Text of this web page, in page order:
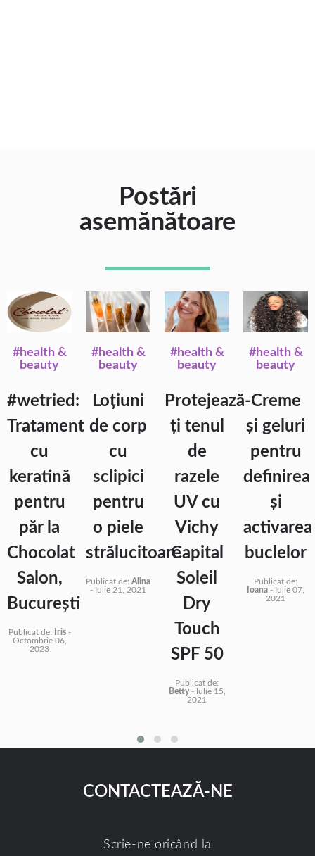
Postări
asemănătoare
#health &
beauty
#wetried:
Tratament
cu
keratină
pentru
păr la
Chocolat
Salon,
București
Publicat de: Iris-
Octombrie 06,
2023
#health &
beauty
Loțiuni
de corp
cu
sclipici
pentru
o piele
strălucitoare
Publicat de: Alina
- Iulie 21, 2021
#health &
beauty
Protejează-
ți tenul
de
razele
UV cu
Vichy
Capital
Soleil
Dry
Touch
SPF 50
Publicat de:
Betty- Iulie 15,
2021
#health &
beauty
Creme
și geluri
pentru
definirea
și
activarea
buclelor
Publicat de:
Ioana - Iulie 07,
2021
CONTACTEAZĂ-NE
Scrie-ne oricând la